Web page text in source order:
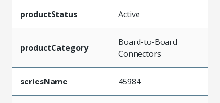
productStatus Active
productCategory
Board-to-Board
Connectors
seriesName 45984